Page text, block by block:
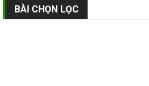
BÀI CHỌN LỌC